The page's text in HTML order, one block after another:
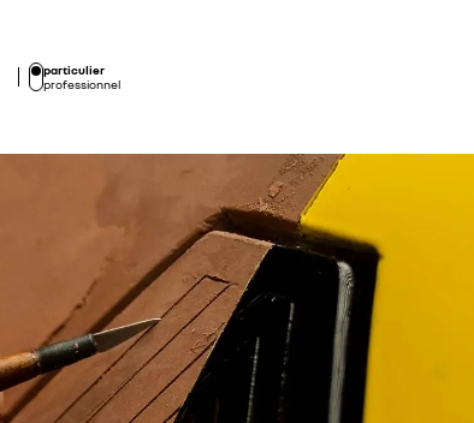
particulier
professionnel